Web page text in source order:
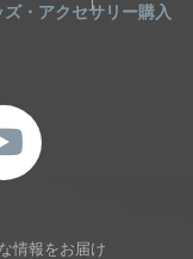
ズ・アクセサリー購入
情報をお届け